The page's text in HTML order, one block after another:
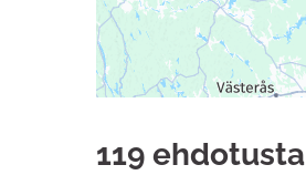
119 ehdotusta